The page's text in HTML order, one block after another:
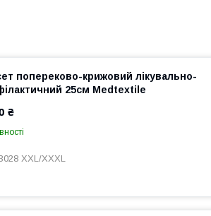
попереково-крижовий лікувально-
25см Medtextile
₴
XXL/XXXL